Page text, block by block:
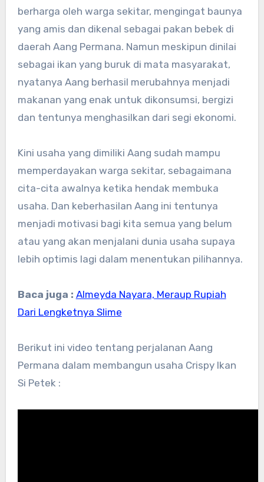
berharga oleh warga sekitar, mengingat baunya
yang amis dan dikenal sebagai pakan bebek di
daerah Aang Permana. Namun meskipun dinilai
sebagai ikan yang buruk di mata masyarakat,
nyatanya Aang berhasil merubahnya menjadi
makanan yang enak untuk dikonsumsi, bergizi
dan tentunya menghasilkan dari segi ekonomi.
Kini usaha yang dimiliki Aang sudah mampu
memperdayakan warga sekitar, sebagaimana
cita-cita awalnya ketika hendak membuka
usaha. Dan keberhasilan Aang ini tentunya
menjadi motivasi bagi kita semua yang belum
atau yang akan menjalani dunia usaha supaya
lebih optimis lagi dalam menentukan pilihannya.
Baca juga : Almeyda Nayara, Meraup Rupiah
Dari Lengketnya Slime
Berikut ini video tentang perjalanan Aang
Permana dalam membangun usaha Crispy Ikan
Si Petek :